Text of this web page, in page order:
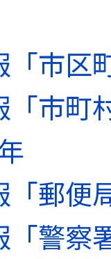
「市区
「市町
「郵便
「警察